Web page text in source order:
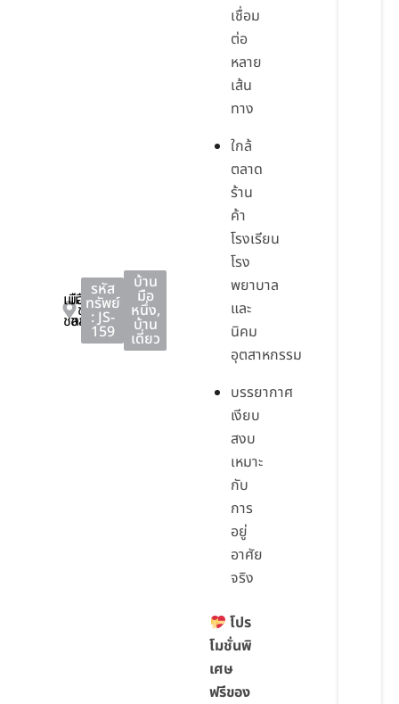
เมือง
ชลบุรี
เมือง
ชลบุรี
ชลบุรี
รหัส
ทรัพย์
: JS-
159
บ้าน
มือ
หนึ่ง,
บ้าน
เดี่ยว
เชื่อม
ต่อ
หลาย
เส้น
ทาง
ใกล้
ตลาด
ร้าน
ค้า
โรงเรียน
โรง
พยาบาล
และ
นิคม
อุตสาหกรรม
บรรยากาศ
เงียบ
สงบ
เหมาะ
กับ
การ
อยู่
อาศัย
จริง
โปร
โมชั่นพิ
เศษ
ฟรีของ